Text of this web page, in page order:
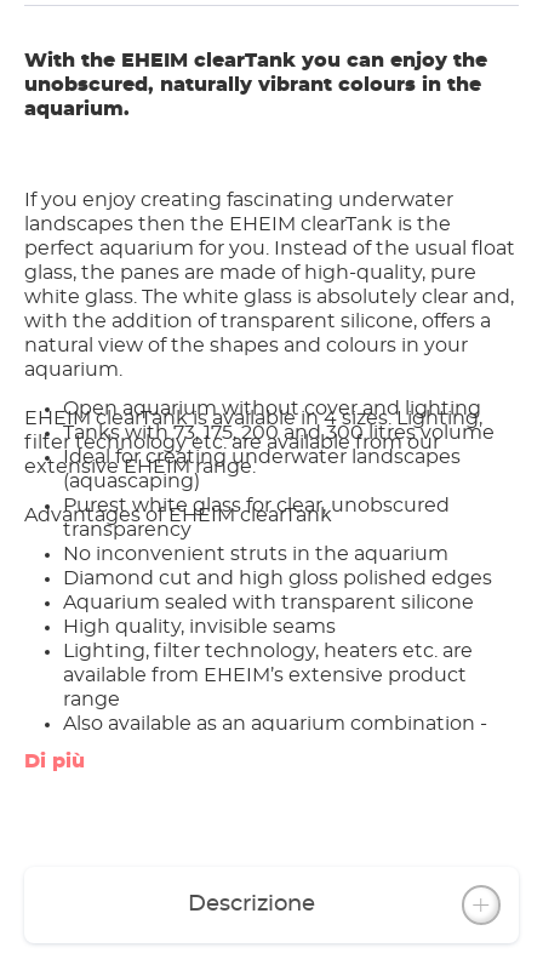
With the EHEIM clearTank you can enjoy the
unobscured, naturally vibrant colours in the
aquarium.
If you enjoy creating fascinating underwater
landscapes then the EHEIM clearTank is the
perfect aquarium for you. Instead of the usual float
glass, the panes are made of high-quality, pure
white glass. The white glass is absolutely clear and,
with the addition of transparent silicone, offers a
natural view of the shapes and colours in your
aquarium.
EHEIM clearTank is available in 4 sizes. Lighting,
filter technology etc. are available from our
extensive EHEIM range.
Advantages of EHEIM clearTank
Open aquarium without cover and lighting
Tanks with 73, 175, 200 and 300 litres volume
Ideal for creating underwater landscapes
(aquascaping)
Purest white glass for clear, unobscured
transparency
No inconvenient struts in the aquarium
Diamond cut and high gloss polished edges
Aquarium sealed with transparent silicone
High quality, invisible seams
Lighting, filter technology, heaters etc. are
available from EHEIM’s extensive product
range
Also available as an aquarium combination -
EHEIM proxima scape (tank volume 175 l) /
EHEIM clearscape
Di più
Descrizione